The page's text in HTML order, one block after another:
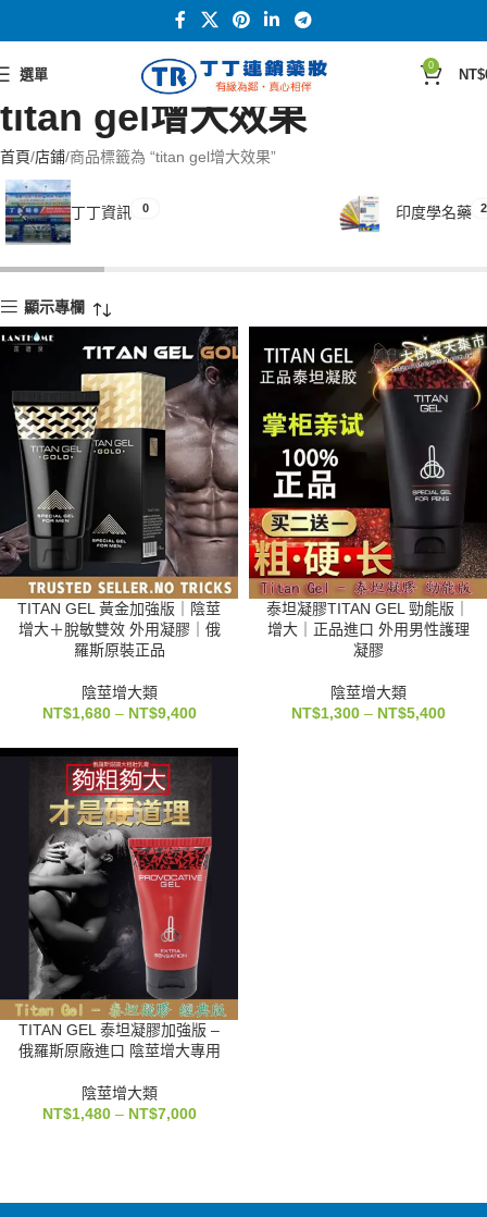
選單
0
NT$
titan gel增大效果
首頁 店鋪 商品標籤為 “titan gel增大效果”
丁丁資訊 0 印度學名藥
顯示專欄
TITAN GEL 黃金加強版｜陰莖
增大＋脫敏雙效 外用凝膠｜俄
羅斯原裝正品
陰莖增大類
NT$1,680 – NT$9,400
泰坦凝膠TITAN GEL 勁能版｜
增大｜正品進口 外用男性護理
凝膠
陰莖增大類
NT$1,300 – NT$5,400
TITAN GEL 泰坦凝膠加強版 –
俄羅斯原廠進口 陰莖增大專用
陰莖增大類
NT$1,480 – NT$7,000